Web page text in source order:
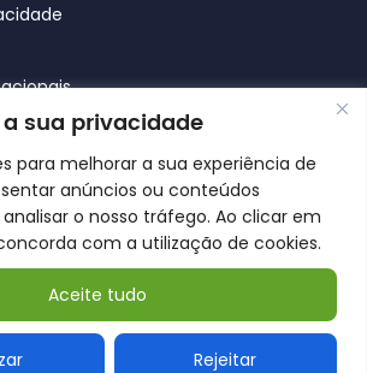
sua privacidade
para melhorar a sua experiência de
anúncios ou conteúdos
o nosso tráfego. Ao clicar em
com a utilização de cookies.
Rejeitar
Aceite tudo
2026